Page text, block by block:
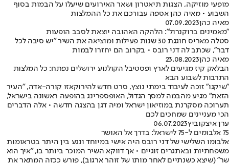
מופעי מוזיקה, הצגות תיאטרון ושאר האירועים שיעלו על הבמות בסוף
השבוע • מאיה כהן אספה עבורכם את כל ההמלצות
מאיה כהן07.09.2023
"מאמינים ברוקנרול": הלהקה האהובה יוצאת לסבב הופעות
סטלה מאריס חוגגת 30 שנות פעילות ומוציאה את השיר "יש סיבה לכל
דבר", שכתב לה דני רובס • בקרוב הם יחזרו לבמות
מאיה כהן23.08.2023
הבלאק קיז מגיעים לארץ ופסטיבל הקולנוע ירושלים נפתח: כל המלצות
התרבות לשבוע הבא
"שיקגו" זוכה לעיבוד בימתי נוצץ, סרט חדש להירוקאזו קורה-אדה, "העיר
הזאת" מגיע מהבמה למסך הגדול, האופספרינג בהופעה ראשונה בישראל,
תערוכה מסקרנת במוזיאון ישראל ומיה דגן בהצגה חדשה • אלה הדברים
הכי מעניינים שמחכים לכם
ערן איצקוביץ06.07.2023
75 אלבומים ל-75 לישראל: בדרך אל האושר
אלבומו השלישי של דני רובס היה אישי במיוחד ונגע בין היתר בטראומות
משפחתיות ובאתגרים זוגיים • אך דווקא השיר המוכר ביותר בו, "איך הוא
שר" (שיצא כשנתיים לאחר מותו של זוהר ארגוב), פורש ככזה המתאר את